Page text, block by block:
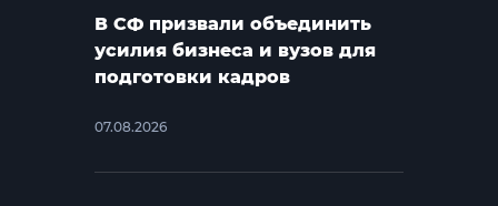
В СФ призвали объединить
усилия бизнеса и вузов для
подготовки кадров
07.08.2026